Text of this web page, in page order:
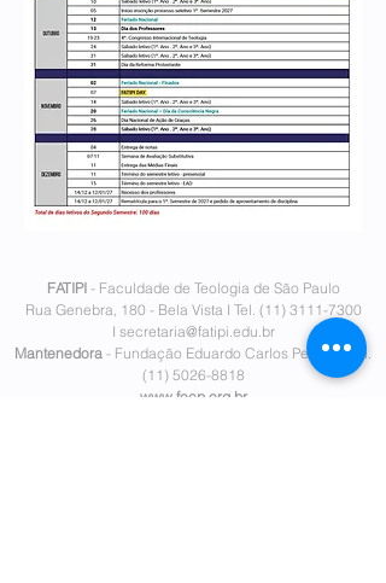
FATIPI - Faculdade de Teologia de São Paulo
Rua Genebra, 180 - Bela Vista I Tel. (11) 3111-7300
I secretaria@fatipi.edu.br
Mantenedora - Fundação Eduardo Carlos Pereira ITel.
(11) 5026-8818
www.fecp.org.br